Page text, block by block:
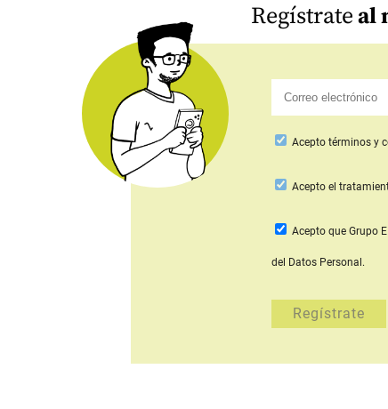
Regístrateal
Acepto términos y
Aceptoel
Acepto que Grupo
del Datos Personal.